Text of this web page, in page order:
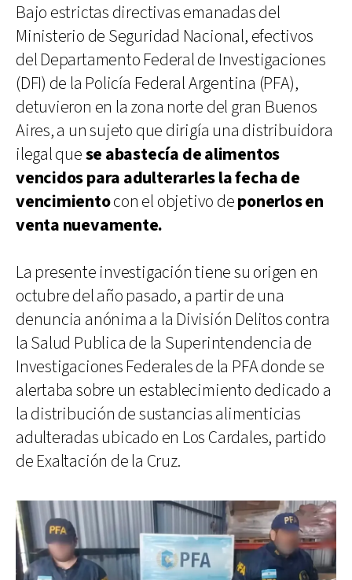
Bajo estrictas directivas emanadas del
Ministerio de Seguridad Nacional, efectivos
del Departamento Federal de Investigaciones
(DFI) de la Policía Federal Argentina (PFA),
detuvieron en la zona norte del gran Buenos
Aires, a un sujeto que dirigía una distribuidora
ilegal quese abastecía de alimentos
vencidos para adulterarles la fecha de
vencimientocon el objetivo deponerlos en
venta nuevamente.
La presente investigación tiene su origen en
octubre del año pasado, a partir de una
denuncia anónima a la División Delitos contra
la Salud Publica de la Superintendencia de
Investigaciones Federales de la PFA donde se
alertaba sobre un establecimiento dedicado a
la distribución de sustancias alimenticias
adulteradas ubicado en Los Cardales, partido
de Exaltación de la Cruz.